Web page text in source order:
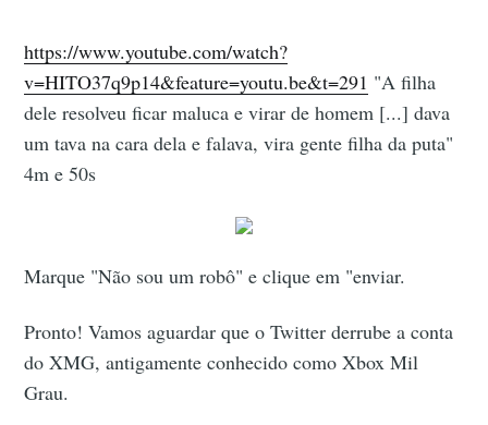
https://www.youtube.com/watch?
v=HITO37q9p14&feature=youtu.be&t=291 "A filha
dele resolveu ficar maluca e virar de homem [...] dava
um tava na cara dela e falava, vira gente filha da puta"
4m e 50s
Marque "Não sou um robô" e clique em "enviar.
Pronto! Vamos aguardar que o Twitter derrube a conta
do XMG, antigamente conhecido como Xbox Mil
Grau.